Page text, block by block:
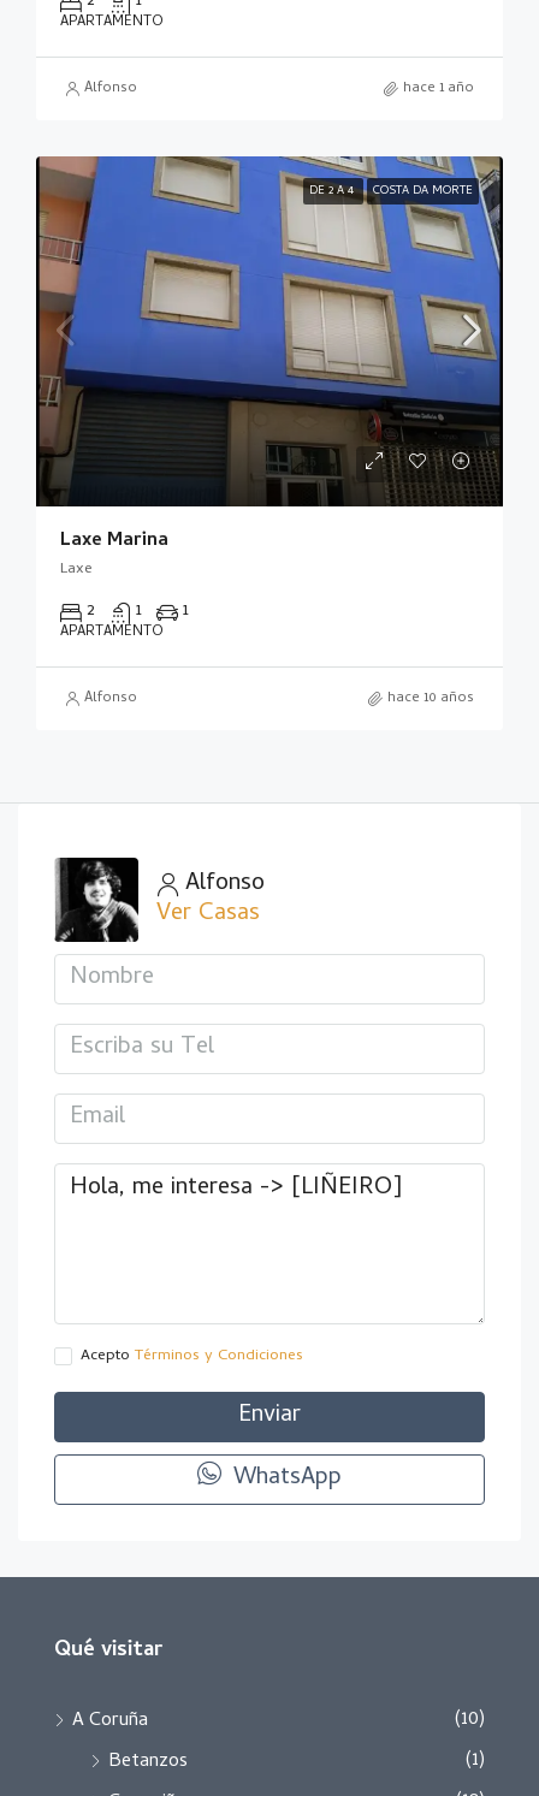
APARTAMENTO
Alfonso hace 1 año
DE 2 A 4 COSTA DA MORTE
Laxe Marina
Laxe
2 1 1
APARTAMENTO
Alfonso hace 10 años
Alfonso
Ver Casas
Acepto Términos y Condiciones
Enviar
WhatsApp
Qué visitar
A Coruña
(10)
Betanzos
(1)